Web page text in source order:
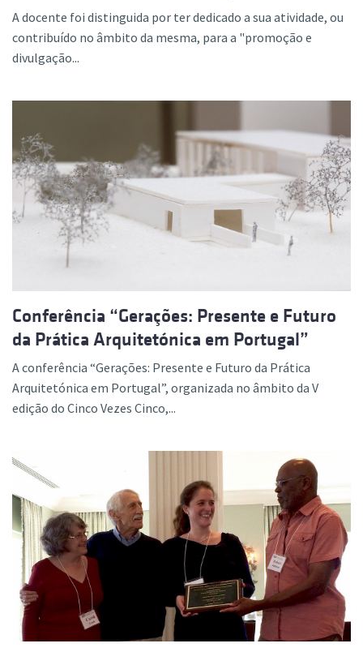
A docente foi distinguida por ter dedicado a sua atividade, ou
contribuído no âmbito da mesma, para a "promoção e
divulgação...
Conferência “Gerações: Presente e Futuro
da Prática Arquitetónica em Portugal”
A conferência “Gerações: Presente e Futuro da Prática
Arquitetónica em Portugal”, organizada no âmbito da V
edição do Cinco Vezes Cinco,...